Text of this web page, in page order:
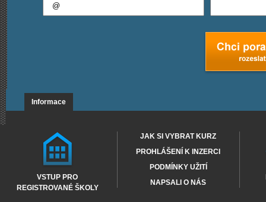
Informace
VSTUP PRO
REGISTROVANÉ ŠKOLY
JAK SI VYBRAT KURZ
PROHLÁŠENÍ K INZERCI
PODMÍNKY UŽITÍ
NAPSALI O NÁS